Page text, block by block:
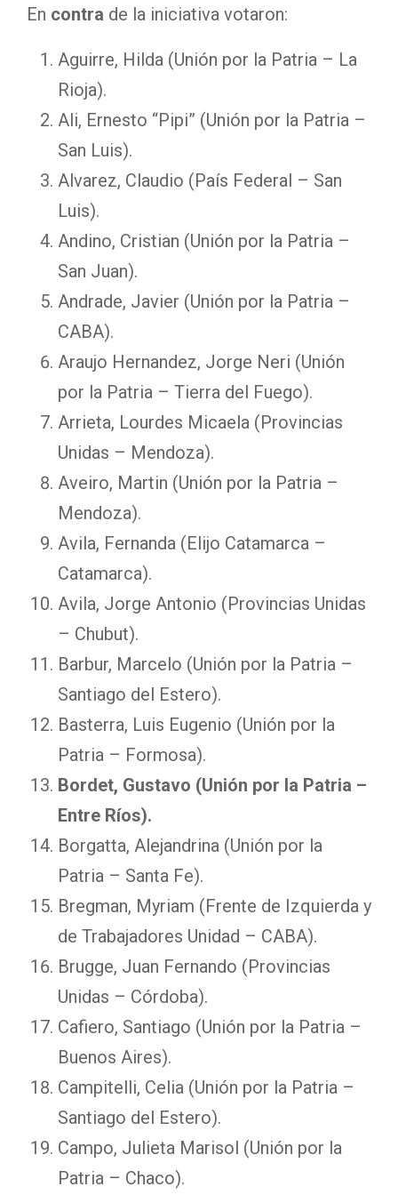
En contra de la iniciativa votaron:
Aguirre, Hilda (Unión por la Patria – La
Rioja).
Ali, Ernesto “Pipi” (Unión por la Patria –
San Luis).
Alvarez, Claudio (País Federal – San
Luis).
Andino, Cristian (Unión por la Patria –
San Juan).
Andrade, Javier (Unión por la Patria –
CABA).
Araujo Hernandez, Jorge Neri (Unión
por la Patria – Tierra del Fuego).
Arrieta, Lourdes Micaela (Provincias
Unidas – Mendoza).
Aveiro, Martin (Unión por la Patria –
Mendoza).
Avila, Fernanda (Elijo Catamarca –
Catamarca).
Avila, Jorge Antonio (Provincias Unidas
– Chubut).
Barbur, Marcelo (Unión por la Patria –
Santiago del Estero).
Basterra, Luis Eugenio (Unión por la
Patria – Formosa).
Bordet, Gustavo (Unión por la Patria –
Entre Ríos).
Borgatta, Alejandrina (Unión por la
Patria – Santa Fe).
Bregman, Myriam (Frente de Izquierda y
de Trabajadores Unidad – CABA).
Brugge, Juan Fernando (Provincias
Unidas – Córdoba).
Cafiero, Santiago (Unión por la Patria –
Buenos Aires).
Campitelli, Celia (Unión por la Patria –
Santiago del Estero).
Campo, Julieta Marisol (Unión por la
Patria – Chaco).